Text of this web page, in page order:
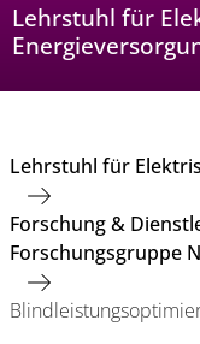
Lehrstuhl für
Lehrstuhl für
Forschung &
Forschungsgruppe